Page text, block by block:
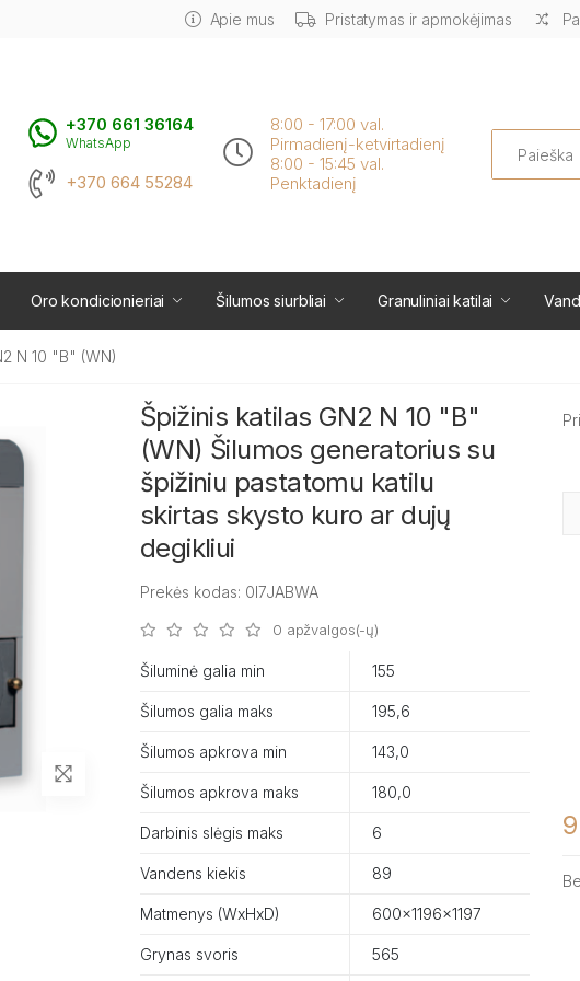
Apie mus Pristatymas ir apmokėjimas
+370 661 36164
WhatsApp
+370 664 55284
8:00 - 17:00 val.
Pirmadienį-ketvirtadienį
8:00 - 15:45 val.
Penktadienį
Search
Oro kondicionieriai Šilumos siurbliai Granuliniai katilai
N 10 "B" (WN)
Špižinis katilas GN2 N 10 "B"
(WN) Šilumos generatorius su
špižiniu pastatomu katilu
skirtas skysto kuro ar dujų
degikliui
Prekės kodas: 0I7JABWA
0 apžvalgos(-ų)
Šiluminė galia min 155
Šilumos galia maks 195,6
Šilumos apkrova min 143,0
Šilumos apkrova maks 180,0
Darbinis slėgis maks 6
Vandens kiekis 89
Matmenys (WxHxD) 600x1196x1197
Grynas svoris 565